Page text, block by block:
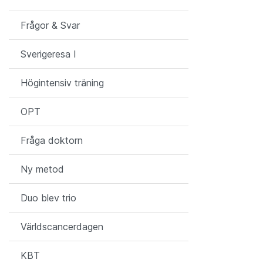
Frågor & Svar
Sverigeresa I
Högintensiv träning
OPT
Fråga doktorn
Ny metod
Duo blev trio
Världscancerdagen
KBT